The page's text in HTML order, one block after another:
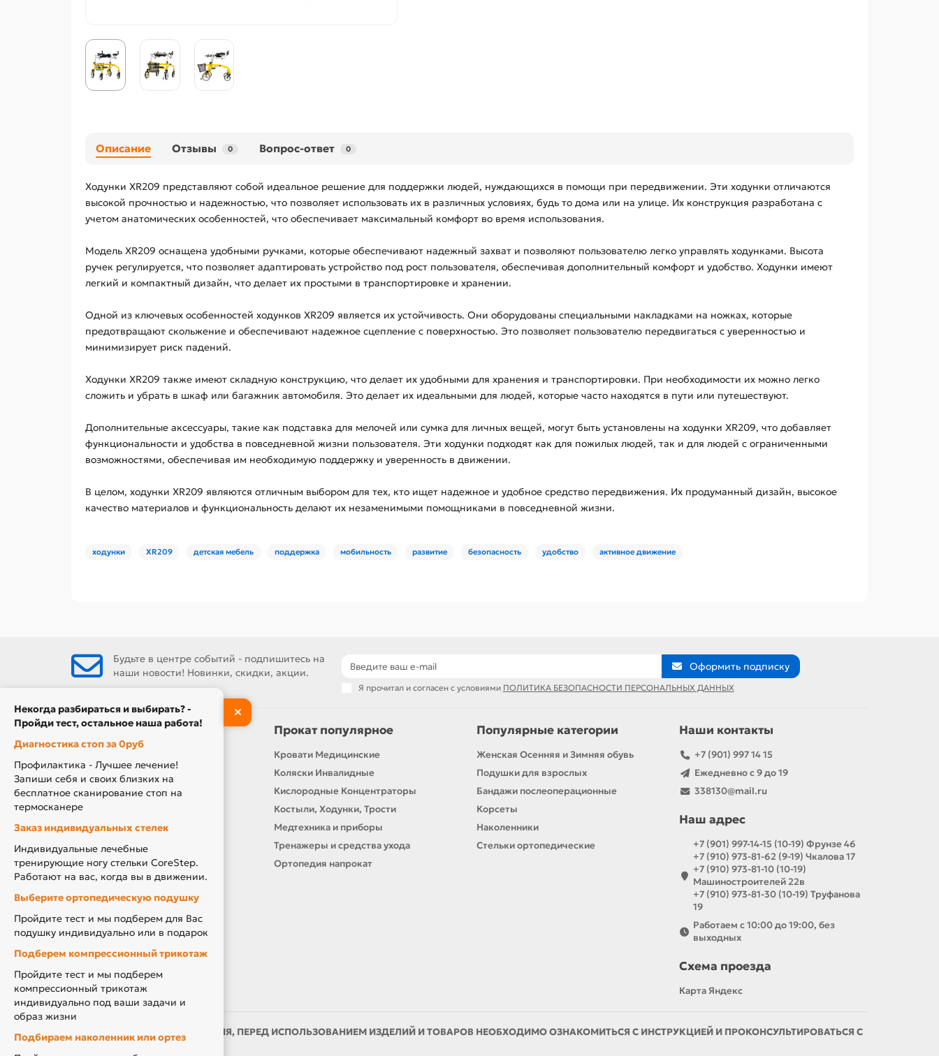
Описание Отзывы 0 Вопрос-ответ 0
Ходунки XR209 представляют собой идеальное решение для поддержки людей, нуждающихся в помощи при передвижении. Эти ходунки отличаются
высокой прочностью и надежностью, что позволяет использовать их в различных условиях, будь то дома или на улице. Их конструкция разработана с
учетом анатомических особенностей, что обеспечивает максимальный комфорт во время использования.
Модель XR209 оснащена удобными ручками, которые обеспечивают надежный захват и позволяют пользователю легко управлять ходунками. Высота
ручек регулируется, что позволяет адаптировать устройство под рост пользователя, обеспечивая дополнительный комфорт и удобство. Ходунки имеют
легкий и компактный дизайн, что делает их простыми в транспортировке и хранении.
Одной из ключевых особенностей ходунков XR209 является их устойчивость. Они оборудованы специальными накладками на ножках, которые
предотвращают скольжение и обеспечивают надежное сцепление с поверхностью. Это позволяет пользователю передвигаться с уверенностью и
минимизирует риск падений.
Ходунки XR209 также имеют складную конструкцию, что делает их удобными для хранения и транспортировки. При необходимости их можно легко
сложить и убрать в шкаф или багажник автомобиля. Это делает их идеальными для людей, которые часто находятся в пути или путешествуют.
Дополнительные аксессуары, такие как подставка для мелочей или сумка для личных вещей, могут быть установлены на ходунки XR209, что добавляет
функциональности и удобства в повседневной жизни пользователя. Эти ходунки подходят как для пожилых людей, так и для людей с ограниченными
возможностями, обеспечивая им необходимую поддержку и уверенность в движении.
В целом, ходунки XR209 являются отличным выбором для тех, кто ищет надежное и удобное средство передвижения. Их продуманный дизайн, высокое
качество материалов и функциональность делают их незаменимыми помощниками в повседневной жизни.
ходунки XR209 детская мебель поддержка мобильность развитие безопасность удобство активное движение
Будьте в центре событий - подпишитесь на
наши новости! Новинки, скидки, акции.
Оформить подписку
Я прочитал и согласен с условиями ПОЛИТИКА БЕЗОПАСНОСТИ ПЕРСОНАЛЬНЫХ ДАННЫХ
Информация
О нас
Производители
Новости
Оплата и доставка
Подарочный сертификат
Товары по Акции
Акция Вторая Жизнь
Акция Скидка за Отзыв
Компенсация за ТСР
Прокат популярное
Кровати Медицинские
Коляски Инвалидные
Кислородные Концентраторы
Костыли, Ходунки, Трости
Медтехника и приборы
Тренажеры и средства ухода
Ортопедия напрокат
Популярные категории
Женская Осенняя и Зимняя обувь
Подушки для взрослых
Бандажи послеоперационные
Корсеты
Наколенники
Стельки ортопедические
Наши контакты
+7 (901) 997 14 15
Ежедневно с 9 до 19
338130@mail.ru
Наш адрес
+7 (901) 997-14-15 (10-19) Фрунзе 46
+7 (910) 973-81-62 (9-19) Чкалова 17
+7 (910) 973-81-10 (10-19)
Машиностроителей 22в
+7 (910) 973-81-30 (10-19) Труфанова
19
Работаем с 10:00 до 19:00, без
выходных
Схема проезда
Карта Яндекс
ИМЕЮТСЯ ПРОТИВОПОКАЗАНИЯ, ПЕРЕД ИСПОЛЬЗОВАНИЕМ ИЗДЕЛИЙ И ТОВАРОВ НЕОБХОДИМО ОЗНАКОМИТЬСЯ С ИНСТРУКЦИЕЙ И ПРОКОНСУЛЬТИРОВАТЬСЯ С
ВРАЧОМ
Некогда разбираться и выбирать? -
Пройди тест, остальное наша работа!
Диагностика стоп за 0руб
Профилактика - Лучшее лечение!
Запиши себя и своих близких на
бесплатное сканирование стоп на
термосканере
Заказ индивидуальных стелек
Индивидуальные лечебные
тренирующие ногу стельки CoreStep.
Работают на вас, когда вы в движении.
Выберите ортопедическую подушку
Пройдите тест и мы подберем для Вас
подушку индивидуально или в подарок
Подберем компрессионный трикотаж
Пройдите тест и мы подберем
компрессионный трикотаж
индивидуально под ваши задачи и
образ жизни
Подбираем наколенник или ортез